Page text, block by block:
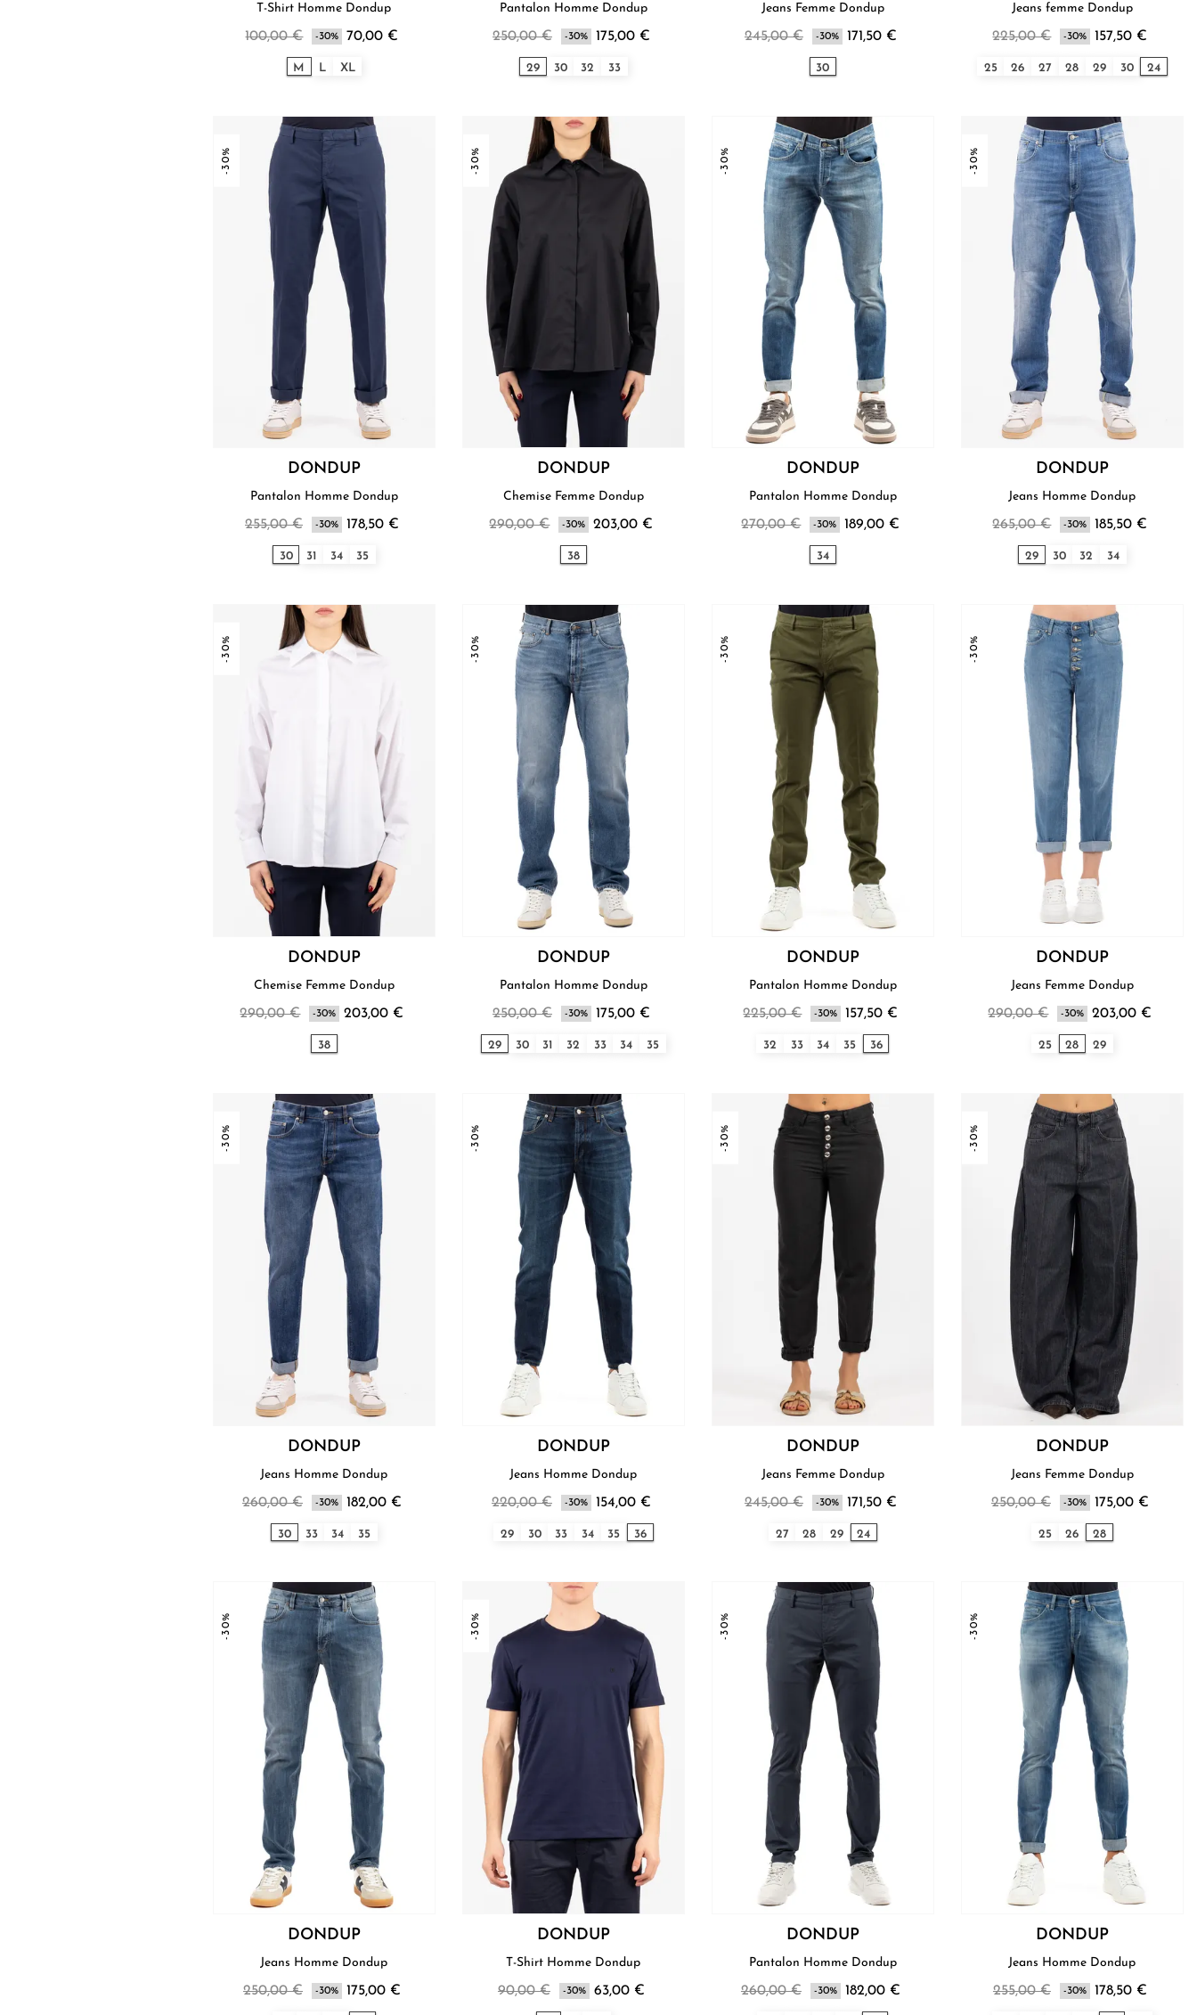
T-Shirt Homme Dondup
100,00 € -30% 70,00 €
M L XL
Pantalon Homme Dondup
250,00 € -30% 175,00 €
29 30 32 33
Jeans Femme Dondup
245,00 € -30% 171,50 €
30
Jeans femme Dondup
225,00 € -30% 157,50 €
25 26 27 28 29 30 24
-30%
DONDUP
Pantalon Homme Dondup
255,00 € -30% 178,50 €
30 31 34 35
-30%
DONDUP
Chemise Femme Dondup
290,00 € -30% 203,00 €
38
-30%
DONDUP
Pantalon Homme Dondup
270,00 € -30% 189,00 €
34
-30%
DONDUP
Jeans Homme Dondup
265,00 € -30% 185,50 €
29 30 32 34
-30%
DONDUP
Chemise Femme Dondup
290,00 € -30% 203,00 €
38
-30%
DONDUP
Pantalon Homme Dondup
250,00 € -30% 175,00 €
29 30 31 32 33 34 35
-30%
DONDUP
Pantalon Homme Dondup
225,00 € -30% 157,50 €
32 33 34 35 36
-30%
DONDUP
Jeans Femme Dondup
290,00 € -30% 203,00 €
25 28 29
-30%
DONDUP
Jeans Homme Dondup
260,00 € -30% 182,00 €
30 33 34 35
-30%
DONDUP
Jeans Homme Dondup
220,00 € -30% 154,00 €
29 30 33 34 35 36
-30%
DONDUP
Jeans Femme Dondup
245,00 € -30% 171,50 €
27 28 29 24
-30%
DONDUP
Jeans Femme Dondup
250,00 € -30% 175,00 €
25 26 28
-30%
DONDUP
Jeans Homme Dondup
250,00 € -30% 175,00 €
-30%
DONDUP
T-Shirt Homme Dondup
90,00 € -30% 63,00 €
-30%
DONDUP
Pantalon Homme Dondup
260,00 € -30% 182,00 €
-30%
DONDUP
Jeans Homme Dondup
255,00 € -30% 178,50 €